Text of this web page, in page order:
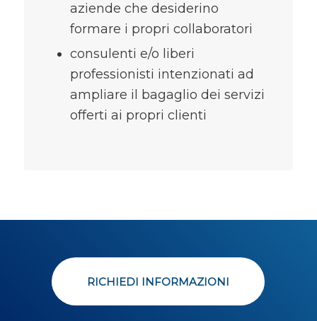
aziende che desiderino
formare i propri collaboratori
consulenti e/o liberi
professionisti intenzionati ad
ampliare il bagaglio dei servizi
offerti ai propri clienti
RICHIEDI INFORMAZIONI